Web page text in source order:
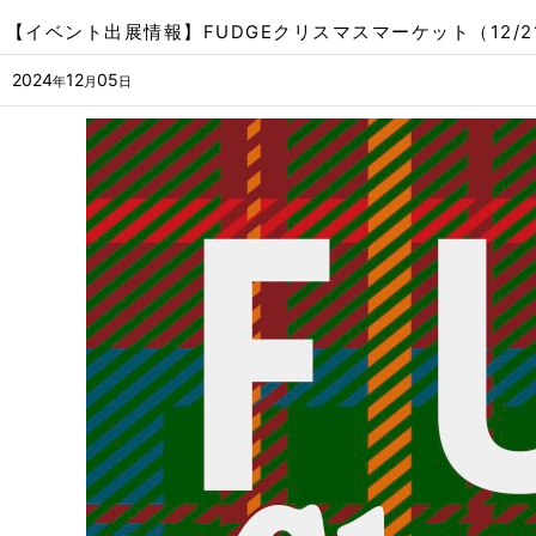
【イベント出展情報】FUDGEクリスマスマーケット（12/
2024年12月 05 日